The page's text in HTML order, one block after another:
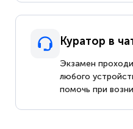
Куратор в
Экзамен
любого
помочь при